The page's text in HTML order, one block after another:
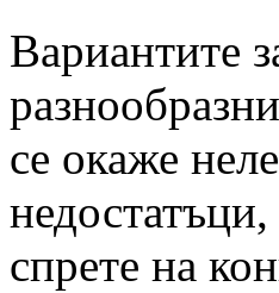
Вариантите
се окаже
спрете на